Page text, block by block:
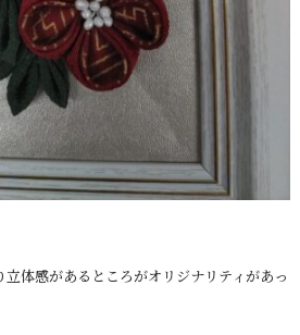
体感があるところがオリジナリティがあっ